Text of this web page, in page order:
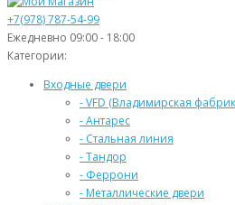
+7(978) 787-54-99
Ежедневно 09:00 - 18:00
Категории:
Входные двери
- VFD (Владимирская
- Антарес
- Стальная линия
- Тандор
- Феррони
- Металлические двери